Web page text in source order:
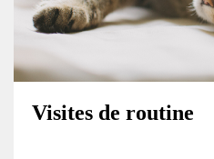
Visites de routine